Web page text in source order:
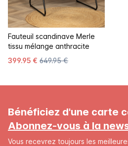
Fauteuil scandinave Merle
tissu mélange anthracite
399.95 € 649.95 €
Bénéficiez d'une carte
Abonnez-vous à la
Vous recevrez toujours les